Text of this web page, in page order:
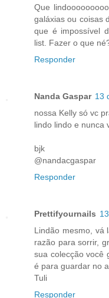
Que
galáxias ou coisas
que é impossível
list. Fazer o que
Responder
Nanda Gaspar 13
nossa Kelly só vc
lindo lindo e nunca
bjk
@nandacgaspar
Responder
Prettifyournails
Lindão mesmo, vá
razão para sorrir,
sua colecção você
é para guardar no
Tuli
Responder